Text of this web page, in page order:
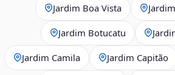
Jardim Boa Vista
Jardim Botucatu
Jardim Camila Jardim Capitão